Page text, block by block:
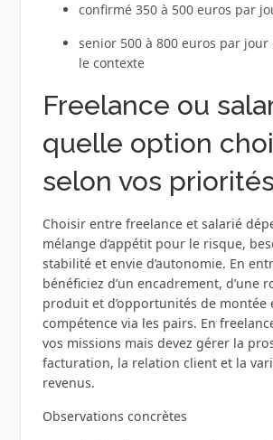
confirmé 350 à 500 euros par
senior 500 à 800 euros par jour
le contexte
Freelance ou
quelle option
selon vos priorités
Choisir entre freelance et salarié
mélange d’appétit pour le risque,
stabilité et envie d’autonomie. En
bénéficiez d’un encadrement, d’une
produit et d’opportunités de montée
compétence via les pairs. En
vos missions mais devez gérer la
facturation, la relation client et la
revenus.
Observations concrètes